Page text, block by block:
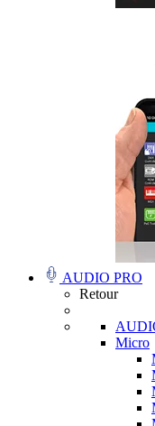
AUDIO PRO
Retour
Micro